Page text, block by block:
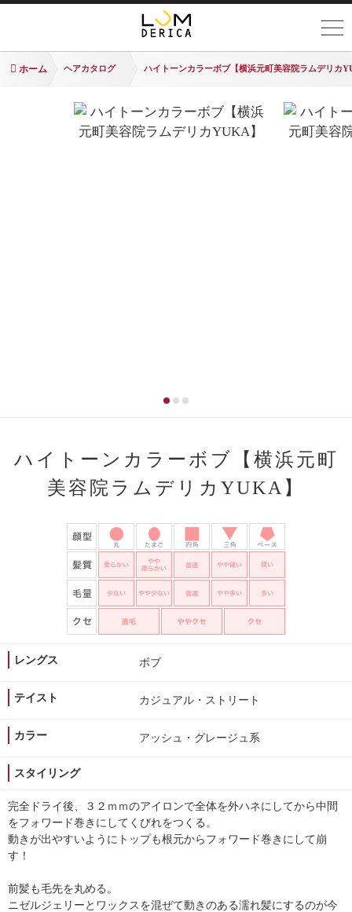
ホーム ヘアカタログ ハイトーンカラーボブ【横浜元町美容院ラムデリカ
ハイトーンカラーボブ【横浜元町
美容院ラムデリカYUKA】
レングス ボブ
テイスト カジュアル・ストリート
カラー アッシュ・グレージュ系
スタイリング
完全ドライ後、３２ｍｍのアイロンで全体を外ハネにしてから中間
をフォワード巻きにしてくびれをつくる。
動きが出やすいようにトップも根元からフォワード巻きにして崩
す！
前髪も毛先を丸める。
ニゼルジェリーとワックスを混ぜて動きのある濡れ髪にするのが今